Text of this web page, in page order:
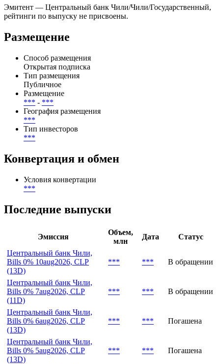
Эмитент — Центральный банк Чили/Чили/Государственный,
рейтинги по выпуску не присвоены.
Размещение
Способ размещения
Открытая подписка
Тип размещения
Публичное
Размещение
*** - ***
География размещения
***
Тип инвесторов
***
Конвертация и обмен
Условия конвертации
***
Последние выпуски
Эмиссия
Объем,
млн
Дата
Статус
Центральный банк Чили,
Bills 0% 10aug2026, CLP
(13D)
*** *** В обращении
Центральный банк Чили,
Bills 0% 7aug2026, CLP
(11D)
*** *** В обращении
Центральный банк Чили,
Bills 0% 6aug2026, CLP
(13D)
*** *** Погашена
Центральный банк Чили,
Bills 0% 5aug2026, CLP
(13D)
*** *** Погашена